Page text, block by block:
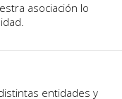
asociación lo
entidades y